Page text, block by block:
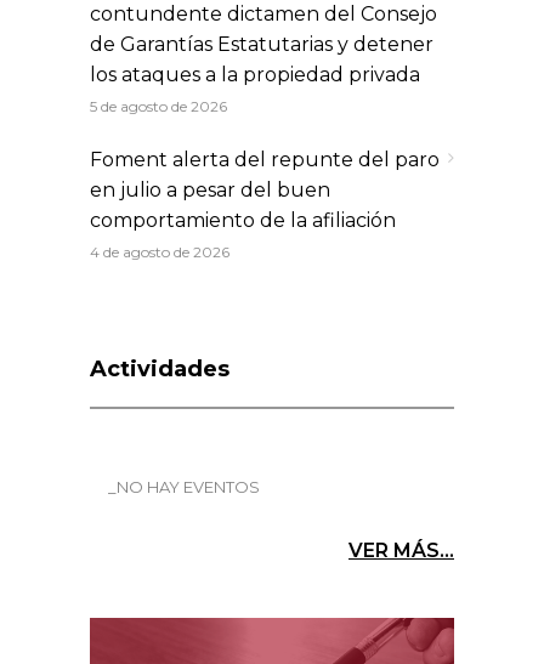
contundente dictamen del Consejo
de Garantías Estatutarias y detener
los ataques a la propiedad privada
5 de agosto de 2026
Foment alerta del repunte del paro
en julio a pesar del buen
comportamiento de la afiliación
4 de agosto de 2026
Actividades
_NO HAY EVENTOS
VER MÁS...